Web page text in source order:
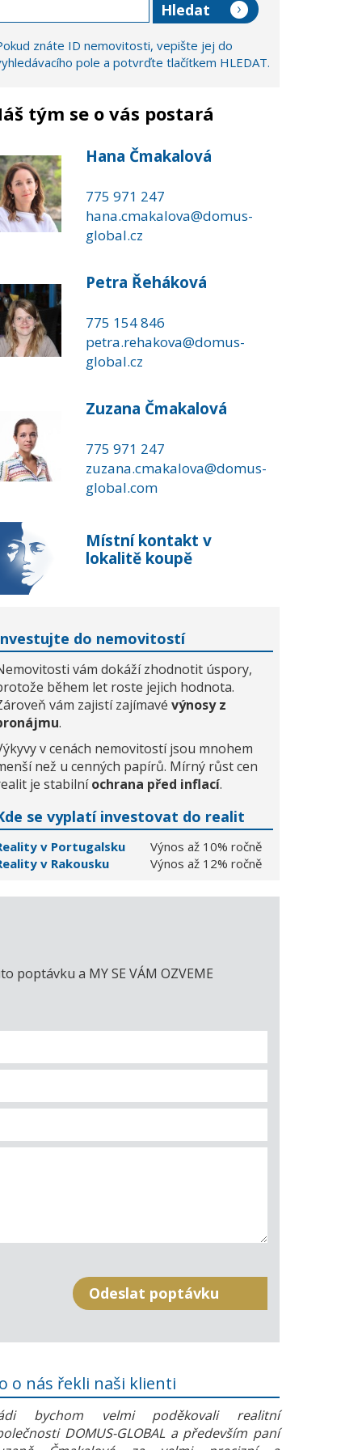
znáte ID nemovitosti, vepište jej do
pole a potvrďte tlačítkem HLEDAT.
tým se o vás postará
Hana Čmakalová
775 971 247
hana.cmakalova@domus-
global.cz
Petra Řeháková
775 154 846
petra.rehakova@domus-
global.cz
Zuzana Čmakalová
775 971 247
zuzana.cmakalova@domus-
global.com
Místní kontakt v
lokalitě koupě
do nemovitostí
vám dokáží zhodnotit úspory,
během let roste jejich hodnota.
vám zajistí zajímavé výnosy z
.
v cenách nemovitostí jsou mnohem
než u cenných papírů. Mírný růst cen
je stabilníochrana před inflací.
se vyplatí investovat do realit
v Portugalsku
Výnos až 10% ročně
v Rakousku
Výnos až 12% ročně
a MY SE VÁM OZVEME
o nás řekli naši klienti
bychom velmi poděkovali realitní
DOMUS-GLOBAL a především paní